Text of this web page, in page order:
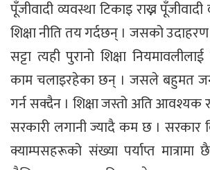
पूँजीवादी व्यवस्था टिकाइ राख्न
शिक्षा नीति तय गर्दछन् । जसको उदाहरण
सट्टा त्यही पुरानो शिक्षा
काम चलाइरहेका छन् । जसले बहुमत
गर्न सक्दैन । शिक्षा जस्तो अति आवश्यक
सरकारी लगानी ज्यादै कम छ । सरकार
क्याम्पसहरूको संख्या पर्याप्त